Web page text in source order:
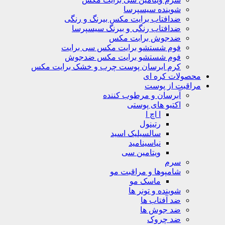
شوینده سیسپرسا
ضدافتاب برایت مکس بیرنگ و رنگی
ضدافتاب رنگی و بیرنگ سیسپرسا
ضدجوش برابت مکس
فوم شستشو برایت مکس سی برایت
فوم شستشو برایت مکس ضدجوش
کرم ابرسان پوست چرب و خشک برایت مکس
کره ای
از پوست
آبرسان و مرطوب کننده
اکتیو های پوستی
سالسیلیک اسید
نیاسینامید
ویتامین سی
شامپوها و مراقبت مو
ماسک مو
شوینده و تونر ها
ضد آفتاب ها
ضد جوش ها
ضد چروک